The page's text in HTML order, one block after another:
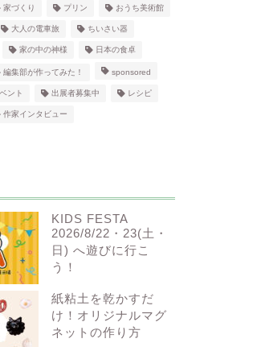
家づくり プリン おうち美術館
大人の電車旅 ちいさい器
家の中の神様 日本の食卓
編集部が作ってみた！ sponsored
ント 出展者募集中 レシピ
作家インタビュー
KIDS FESTA
2026/8/22・23(土・
日) へ遊びに行こ
う！
紙粘土を乾かすだ
け！オリジナルマグ
ネットの作り方